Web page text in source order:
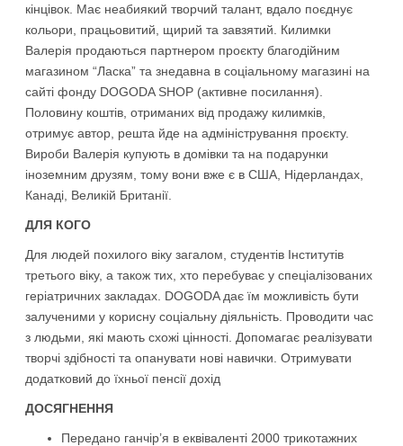
кінцівок. Має неабиякий творчий талант, вдало поєднує
кольори, працьовитий, щирий та завзятий. Килимки
Валерія продаються партнером проєкту благодійним
магазином “Ласка” та знедавна в соціальному магазині на
сайті фонду DOGODA SHOP (активне посилання).
Половину коштів, отриманих від продажу килимків,
отримує автор, решта йде на адміністрування проєкту.
Вироби Валерія купують в домівки та на подарунки
іноземним друзям, тому вони вже є в США, Нідерландах,
Канаді, Великій Британії.
ДЛЯ КОГО
Для людей похилого віку загалом, студентів Інститутів
третього віку, а також тих, хто перебуває у спеціалізованих
геріатричних закладах. DOGODA дає їм можливість бути
залученими у корисну соціальну діяльність. Проводити час
з людьми, які мають схожі цінності. Допомагає реалізувати
творчі здібності та опанувати нові навички. Отримувати
додатковий до їхньої пенсії дохід
ДОСЯГНЕННЯ
Передано ганчір’я в еквіваленті 2000 трикотажних